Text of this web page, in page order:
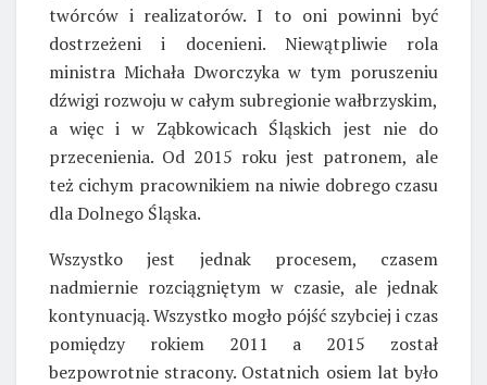
twórców i realizatorów. I to oni powinni być
dostrzeżeni i docenieni. Niewątpliwie rola
ministra Michała Dworczyka w tym poruszeniu
dźwigi rozwoju w całym subregionie wałbrzyskim,
a więc i w Ząbkowicach Śląskich jest nie do
przecenienia. Od 2015 roku jest patronem, ale
też cichym pracownikiem na niwie dobrego czasu
dla Dolnego Śląska.
Wszystko jest jednak procesem, czasem
nadmiernie rozciągniętym w czasie, ale jednak
kontynuacją. Wszystko mogło pójść szybciej i czas
pomiędzy rokiem 2011 a 2015 został
bezpowrotnie stracony. Ostatnich osiem lat było